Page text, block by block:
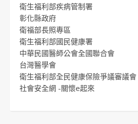
衛生福利部疾病管制署
彰化縣政府
衛福部長照專區
衛生福利部國民健康署
中華民國醫師公會全國聯合會
台灣醫學會
衛生福利部全民健康保險爭議審議會
社會安全網 -關懷e起來